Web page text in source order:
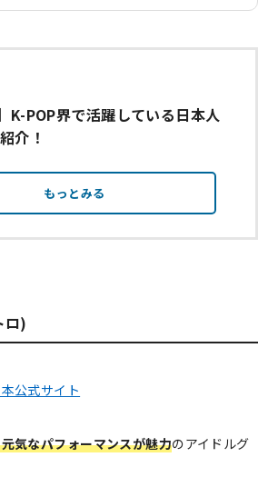
K-POP界で活躍している日本人
介！
もっとみる
ロ)
公式サイト
気なパフォーマンスが魅力のアイドルグ